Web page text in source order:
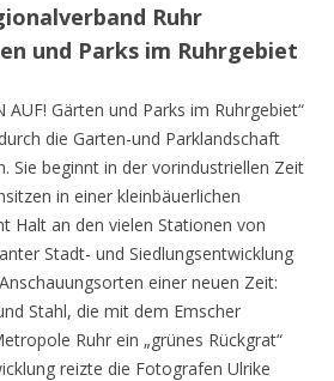
Ruhr
und Parks im Ruhrgebiet
AUF! Gärten und Parks im Ruhrgebiet“
die Garten-und Parklandschaft
Sie beginnt in der vorindustriellen Zeit
in einer kleinbäuerlichen
Halt an den vielen Stationen von
Stadt- und Siedlungsentwicklung
einer neuen Zeit:
Stahl, die mit dem Emscher
Ruhr ein „grünes Rückgrat“
reizte die Fotografen Ulrike